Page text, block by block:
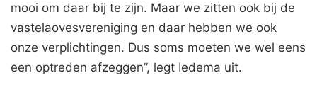
mooi om daar bij te zijn. Maar we zitten ook bij de
vastelaovesvereniging en daar hebben we ook
onze verplichtingen. Dus soms moeten we wel eens
een optreden afzeggen”, legt Iedema uit.